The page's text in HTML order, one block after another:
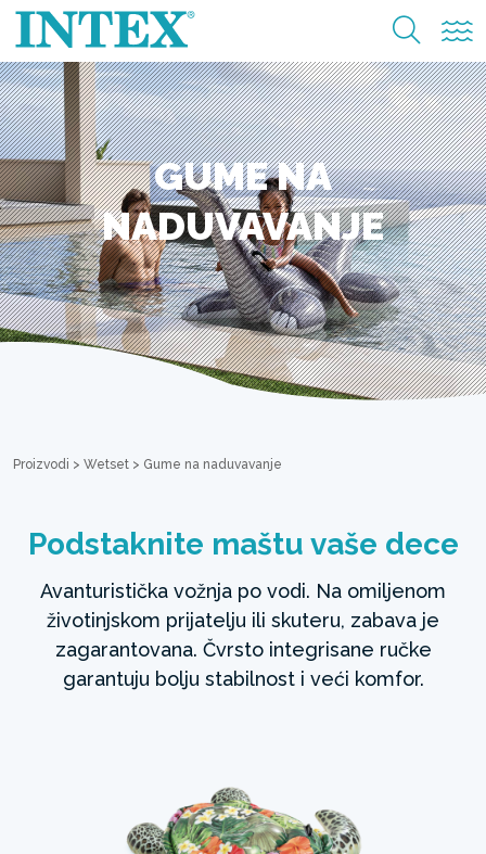
GUME NA
NADUVAVANJE
Proizvodi > Wetset > Gume na naduvavanje
Podstaknite maštu vaše dece
Avanturistička vožnja po vodi. Na omiljenom
životinjskom prijatelju ili skuteru, zabava je
zagarantovana. Čvrsto integrisane ručke
garantuju bolju stabilnost i veći komfor.